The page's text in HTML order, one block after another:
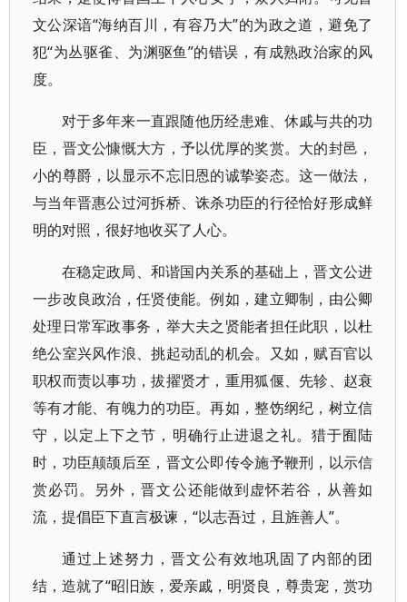
文公深谙“海纳百川，有容乃大”的为政之道，避免了
犯“为丛驱雀、为渊驱鱼”的错误，有成熟政治家的风
度。
对于多年来一直跟随他历经患难、休戚与共的功
臣，晋文公慷慨大方，予以优厚的奖赏。大的封邑，
小的尊爵，以显示不忘旧恩的诚挚姿态。这一做法，
与当年晋惠公过河拆桥、诛杀功臣的行径恰好形成鲜
明的对照，很好地收买了人心。
在稳定政局、和谐国内关系的基础上，晋文公进
一步改良政治，任贤使能。例如，建立卿制，由公卿
处理日常军政事务，举大夫之贤能者担任此职，以杜
绝公室兴风作浪、挑起动乱的机会。又如，赋百官以
职权而责以事功，拔擢贤才，重用狐偃、先轸、赵衰
等有才能、有魄力的功臣。再如，整饬纲纪，树立信
守，以定上下之节，明确行止进退之礼。猎于囿陆
时，功臣颠颉后至，晋文公即传令施予鞭刑，以示信
赏必罚。另外，晋文公还能做到虚怀若谷，从善如
流，提倡臣下直言极谏，“以志吾过，且旌善人”。
通过上述努力，晋文公有效地巩固了内部的团
结，造就了“昭旧族，爱亲戚，明贤良，尊贵宠，赏功